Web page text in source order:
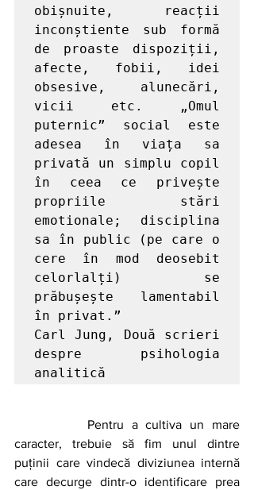
obișnuite, reacții
inconștiente sub formă
de proaste dispoziții,
afecte, fobii, idei
obsesive, alunecări,
vicii etc. „Omul
puternic” social este
adesea în viața sa
privată un simplu copil
în ceea ce privește
propriile stări
emotionale; disciplina
sa în public (pe care o
cere în mod deosebit
celorlalți) se
prăbușește lamentabil
în privat.”
Carl Jung, Două scrieri
despre psihologia
analitică
caracter, trebuie să fim unul dintre
puținii care vindecă diviziunea internă
care decurge dintr-o identificare prea